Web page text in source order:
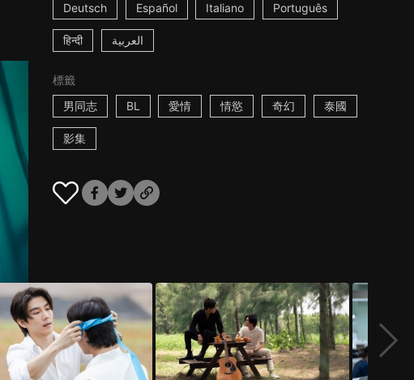
Deutsch Español Italiano Português
हिन्दी العربية
標籤
男同志
BL 愛情 情慾 奇幻 泰國
影集